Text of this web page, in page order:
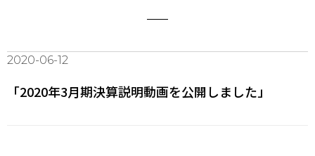
2020-06-12
「2020年3月期決算説明動画を公開しました」